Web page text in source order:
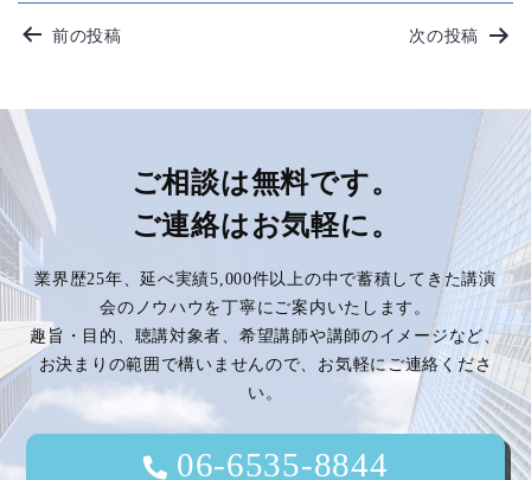
投
ナ
ビ
ゲ
ー
シ
ョ
ン
前の投稿 次の投稿
ご相談は無料です。
ご連絡はお気軽に。
業界歴25年、延べ実績5,000件以上の中で蓄積してきた講演
会のノウハウを丁寧にご案内いたします。
趣旨・目的、聴講対象者、希望講師や講師のイメージなど、
お決まりの範囲で構いませんので、お気軽にご連絡くださ
い。
06-6535-8844